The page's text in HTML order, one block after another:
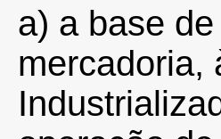
a) a base
mercadoria,